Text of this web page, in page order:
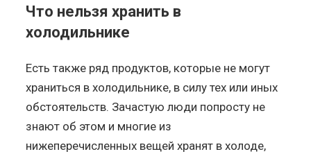
Что нельзя хранить в
холодильнике
Есть также ряд продуктов, которые не могут
храниться в холодильнике, в силу тех или иных
обстоятельств. Зачастую люди попросту не
знают об этом и многие из
нижеперечисленных вещей хранят в холоде,